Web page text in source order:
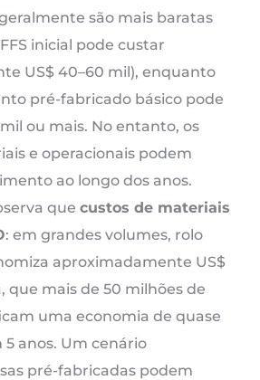
são mais baratas
inicial pode custar
US$ 40–60 mil), enquanto
pré-fabricado básico pode
ou mais. No entanto, os
e operacionais podem
ao longo dos anos.
que custos de materiais
: em grandes volumes, rolo
aproximadamente US$
que mais de 50 milhões de
uma economia de quase
5 anos. Um cenário
pré-fabricadas podem